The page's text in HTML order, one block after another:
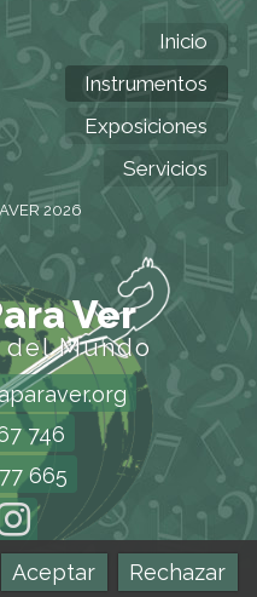
Inicio
Instrumentos
Exposiciones
Servicios
2026
Ver
del Mundo
746
665
Aceptar Rechazar